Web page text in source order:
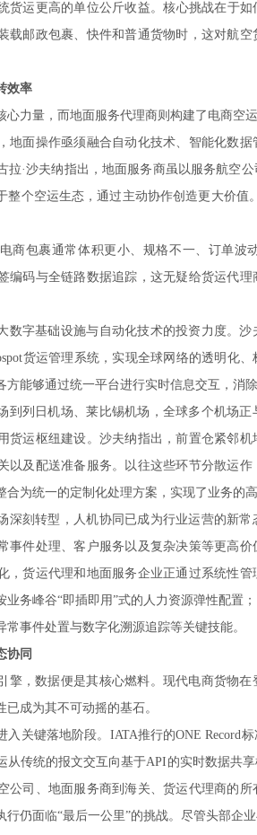
货运更高的单位公斤收益。核心挑战在于
载邮政包裹、快件和普通货物时，这对航
效率
心力量，而地面服务代理商则构建了电商空
地面操作亟须融合自动化技术、智能化数
拉·沙夫纳指出，地面服务商虽以服务航空
整个空运生态，通过主动协作创造更大价值
商包裹通常体积更小、规格不一、订单波
编码与全链路数据追踪，这无疑给货运代
数字基础设施与自动化技术的投资力度。沙
货运管理系统，实现全球网络的透明化
能够通过统一平台进行实时信息交互，消
到列日机场、莱比锡机场，全球多个机场
货运枢纽建设。沙夫纳指出，前置仓紧邻
以及配送准备服务。以往这些环节分散运
为统一的定制化处理方案，实现了业务的高
深刻转型，人机协同已成为行业运营的新
事件处理、客户服务以及复杂决策等更高
，货运代理和地面服务企业正通过系统性
业务峰谷“即插即用”式的人力资源弹性配置
事件处置与数字化溯源追踪等关键技能。
协同
擎，数据便是其核心燃料。现代电商货物
成为其不可动摇的基石。
入关键落地阶段。 IATA推行的ONE Record
从传统的报文交互向基于API的实时数据共
公司、地面服务商到海关、货运代理商的
行仍面临“最后一公里”的挑战。尽管头部企